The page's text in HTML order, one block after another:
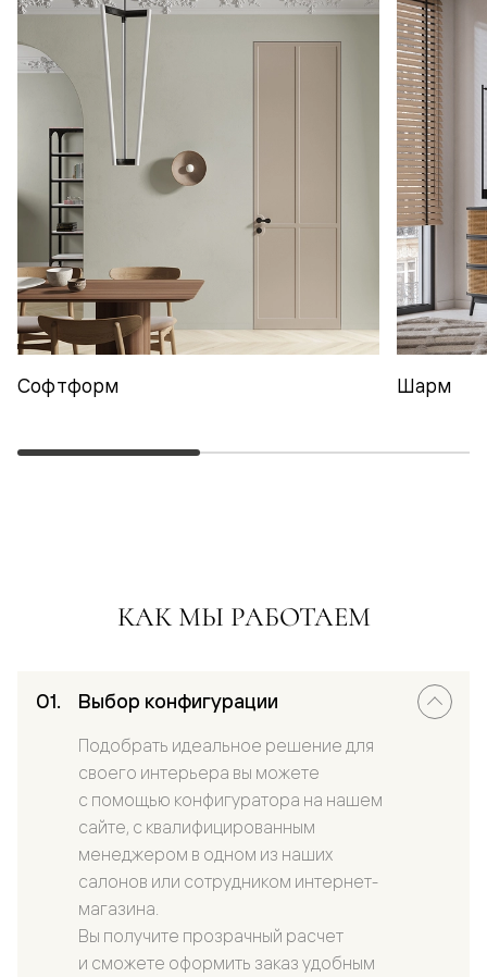
Софтформ Шарм
КАК МЫ РАБОТАЕМ
Выбор конфигурации
Подобрать идеальное решение для
своего интерьера вы можете
с помощью конфигуратора на нашем
сайте, с квалифицированным
менеджером в одном из наших
салонов или сотрудником интернет-
магазина.
Вы получите прозрачный расчет
и сможете оформить заказ удобным